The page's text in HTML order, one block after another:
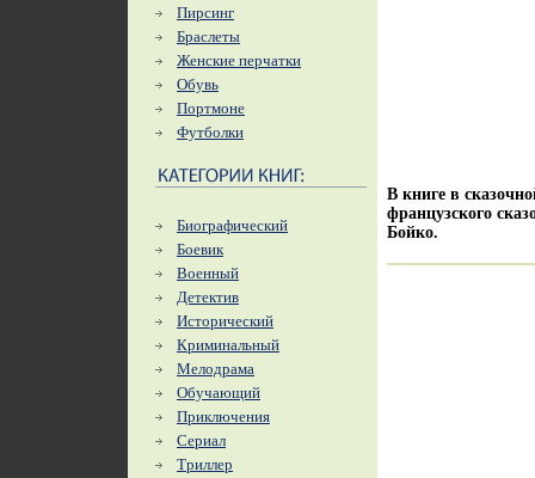
Пирсинг
Браслеты
Женские перчатки
Обувь
Портмоне
Футболки
Биографический
Боевик
Военный
Детектив
Исторический
Криминальный
Мелодрама
Обучающий
Приключения
Сериал
Триллер
В книге в
французского
Бойко.